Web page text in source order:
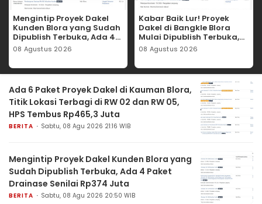
Mengintip Proyek Dakel
Kunden Blora yang Sudah
Dipublish Terbuka, Ada 4
Paket Drainase Senilai
Rp374 Juta
08 Agustus 2026
Kabar Baik Lur! Proyek
Dakel di Bangkle Blora
Mulai Dipublish Terbuka,
Kontraktor Monggo
Merapat
08 Agustus 2026
Ada 6 Paket Proyek Dakel di Kauman Blora,
Titik Lokasi Terbagi di RW 02 dan RW 05,
HPS Tembus Rp465,3 Juta
BERITA Sabtu, 08 Agu 2026 21:16 WIB
Mengintip Proyek Dakel Kunden Blora yang
Sudah Dipublish Terbuka, Ada 4 Paket
Drainase Senilai Rp374 Juta
BERITA Sabtu, 08 Agu 2026 20:50 WIB